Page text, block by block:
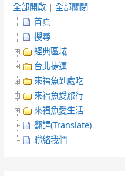
全部開啟 |全部關閉
首頁
搜尋
經典區域
台北捷運
來福魚到處吃
來福魚愛旅行
來福魚愛生活
翻譯(Translate)
聯絡我們